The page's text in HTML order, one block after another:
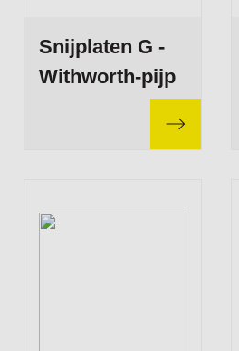
Snijplaten G -
Withworth-pijp